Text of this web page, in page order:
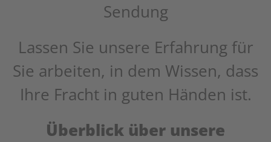
Sendung
Lassen Sie unsere Erfahrung für
Sie arbeiten, in dem Wissen, dass
Ihre Fracht in guten Händen ist.
Überblick über unsere